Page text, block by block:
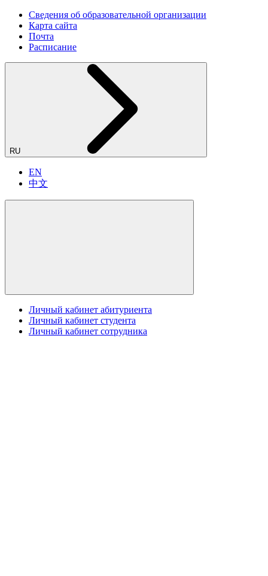
Сведения об образовательной организации
Карта сайта
Почта
Расписание
RU
EN
中文
Личный кабинет абитуриента
Личный кабинет студента
Личный кабинет сотрудника